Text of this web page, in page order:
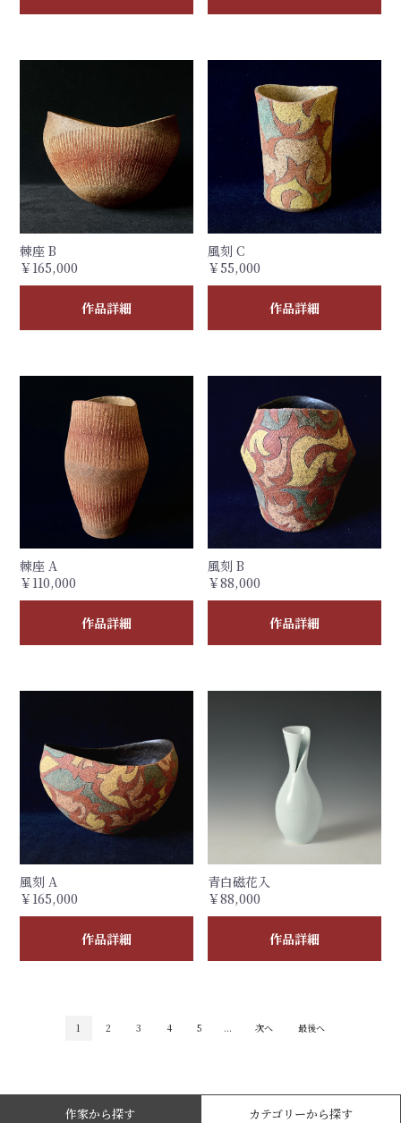
棘座 B
￥165,000
作品詳細
風刻 C
￥55,000
作品詳細
棘座 A
￥110,000
作品詳細
風刻 B
￥88,000
作品詳細
風刻 A
￥165,000
作品詳細
青白磁花入
￥88,000
作品詳細
1 2 3 4 5 ... 次へ 最後へ
作家から探す カテゴリーから探す